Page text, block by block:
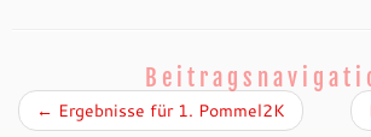
← Ergebnisse für 1. Pommel2K